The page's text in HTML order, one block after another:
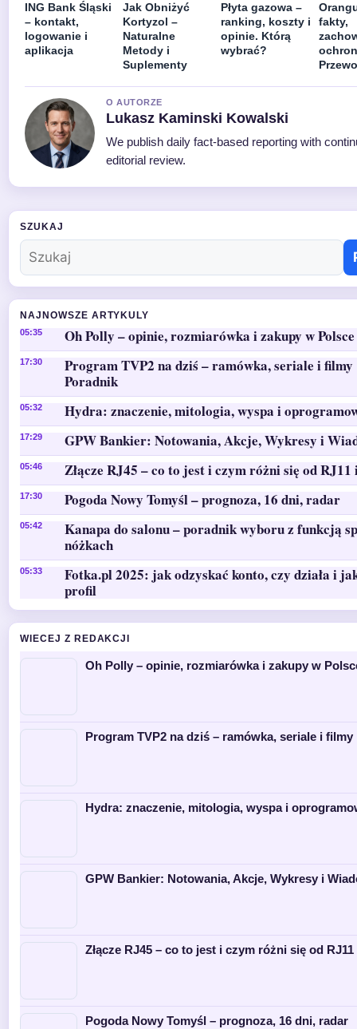
ING Bank Śląski
– kontakt,
logowanie i
aplikacja
Jak Obniżyć
Kortyzol –
Naturalne
Metody i
Suplementy
Płyta gazowa –
ranking, koszty i
opinie. Którą
wybrać?
fakty,
O AUTORZE
Lukasz Kaminski Kowalski
We publish daily fact-based reporting with
editorial review.
SZUKAJ
NAJNOWSZE ARTYKULY
05:35 Oh Polly – opinie, rozmiarówka i zakupy w Polsce
17:30
Program TVP2 na dziś – ramówka, seriale i filmy
Poradnik
05:32 Hydra: znaczenie, mitologia, wyspa i
17:29 GPW Bankier: Notowania, Akcje, Wykresy i
05:46 Złącze RJ45 – co to jest i czym różni się od
17:30 Pogoda Nowy Tomyśl – prognoza, 16 dni, radar
05:42
Kanapa do salonu – poradnik wyboru z funkcją
nóżkach
05:33
Fotka.pl 2025: jak odzyskać konto, czy działa i
profil
WIECEJ Z REDAKCJI
Oh Polly – opinie, rozmiarówka i zakupy w
Program TVP2 na dziś – ramówka, seriale i
Hydra: znaczenie, mitologia, wyspa i
GPW Bankier: Notowania, Akcje, Wykresy i
Złącze RJ45 – co to jest i czym różni się od
Pogoda Nowy Tomyśl – prognoza, 16 dni, radar